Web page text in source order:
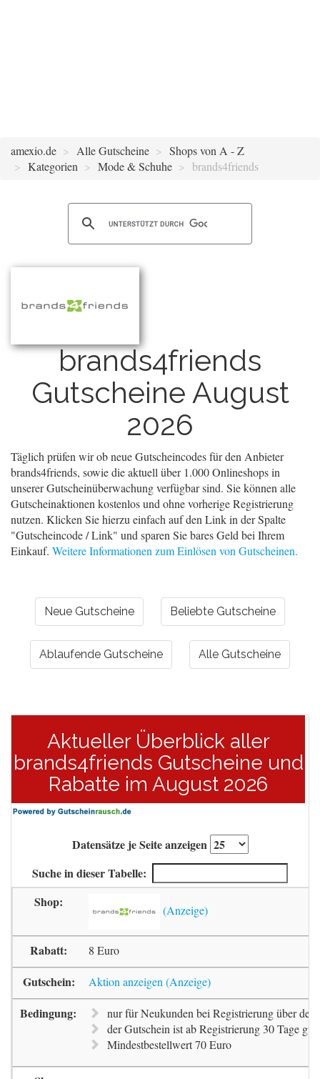
amexio.de Alle Gutscheine
Shops von A - Z
Kategorien
Mode & Schuhe brands4friends
brands4friends
Gutscheine August
2026
Täglich prüfen wir ob neue Gutscheincodes für den Anbieter
brands4friends, sowie die aktuell über 1.000 Onlineshops in
unserer Gutscheinüberwachung verfügbar sind. Sie können alle
Gutscheinaktionen kostenlos und ohne vorherige Registrierung
nutzen. Klicken Sie hierzu einfach auf den Link in der Spalte
"Gutscheincode / Link" und sparen Sie bares Geld bei Ihrem
Einkauf. Weitere Informationen zum Einlösen von Gutscheinen.
Neue Gutscheine Beliebte Gutscheine
Ablaufende Gutscheine Alle Gutscheine
Aktueller Überblick aller
brands4friends Gutscheine und
Rabatte im August 2026
Datensätze je Seite anzeigen
Suche in dieser Tabelle:
8 Euro
Aktion anzeigen
nur für Neukunden bei Registrierung über
der Gutschein ist ab Registrierung 30 Tage
Mindestbestellwert 70 Euro